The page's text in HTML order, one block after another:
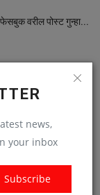
news,
your inbox
Subscribe
वरील पोस्ट गुन्हा...
सराफा दुकानात